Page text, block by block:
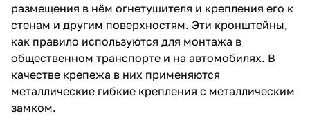
размещения в нём огнетушителя и крепления его к
стенам и другим поверхностям. Эти кронштейны,
как правило используются для монтажа в
общественном транспорте и на автомобилях. В
качестве крепежа в них применяются
металлические гибкие крепления с металлическим
замком.